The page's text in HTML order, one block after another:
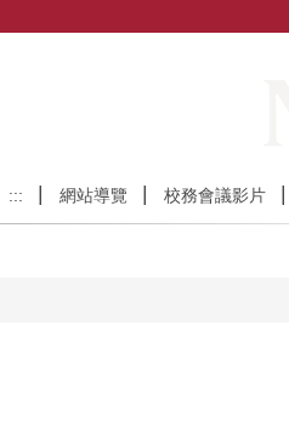
:::
網站導覽 校務會議影片